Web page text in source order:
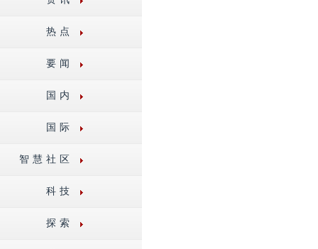
热点
要闻
国内
国际
智慧社区
科技
探索